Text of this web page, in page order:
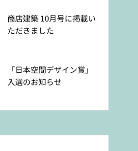
商店建築 10月号に掲載い
ただきました
「日本空間デザイン賞」
入選のお知らせ
八丈島のシェフレラ入荷
八丈島のシェフレラ入荷